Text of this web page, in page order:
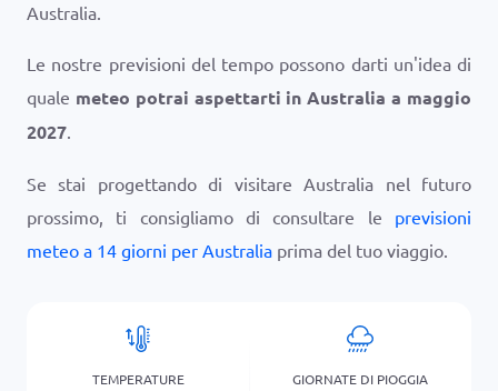
Australia.
Le nostre previsioni del tempo possono darti un'idea di
quale meteo potrai aspettarti in Australia a maggio
2027.
Se stai progettando di visitare Australia nel futuro
prossimo, ti consigliamo di consultare le previsioni
meteo a 14 giorni per Australia prima del tuo viaggio.
TEMPERATURE GIORNATE DI PIOGGIA